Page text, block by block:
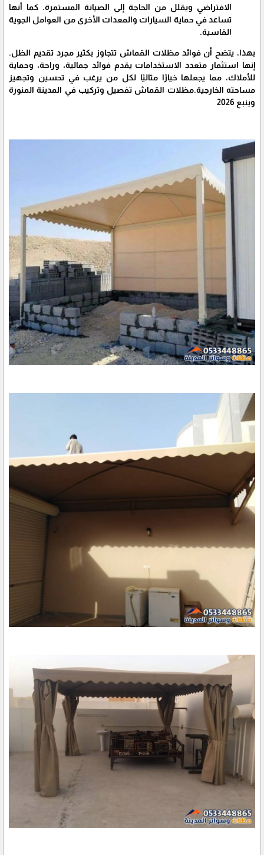
الافتراضي ويقلل من الحاجة إلى الصيانة المستمرة. كما أنها
تساعد في حماية السيارات والمعدات الأخرى من العوامل الجوية
القاسية.
بهذا، يتضح أن فوائد مظلات القماش تتجاوز بكثير مجرد تقديم الظل.
إنها استثمار متعدد الاستخدامات يقدم فوائد جمالية، وراحة، وحماية
للأملاك، مما يجعلها خيارًا مثاليًا لكل من يرغب في تحسين وتجهيز
مساحته الخارجية.مظلات القماش تفصيل وتركيب في المدينة المنورة
وينبع 2026